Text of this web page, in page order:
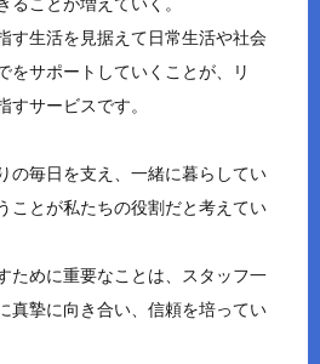
す生活を見据えて日常生活や社会
をサポートしていくことが、リ
サービスです。
の毎日を支え、一緒に暮らしてい
ことが私たちの役割だと考えてい
ために重要なことは、スタッフ一
真摯に向き合い、信頼を培ってい